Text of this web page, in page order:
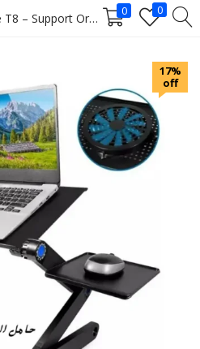
Table Laptop Ajustable T8 – Support Ordinateur Portable Multifonction 0 0
to login.
password?
17%
off